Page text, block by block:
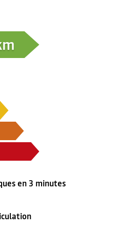
en 3 minutes